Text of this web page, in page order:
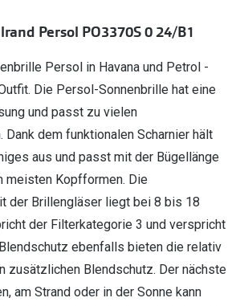
Persol PO3370S 0 24/B1
Persol in Havana und Petrol -
Die Persol-Sonnenbrille hat eine
und passt zu vielen
dem funktionalen Scharnier hält
aus und passt mit der Bügellänge
meisten Kopfformen. Die
der Brillengläser liegt bei 8 bis 18
der Filterkategorie 3 und verspricht
ebenfalls bieten die relativ
zusätzlichen Blendschutz. Der nächste
am Strand oder in der Sonne kann